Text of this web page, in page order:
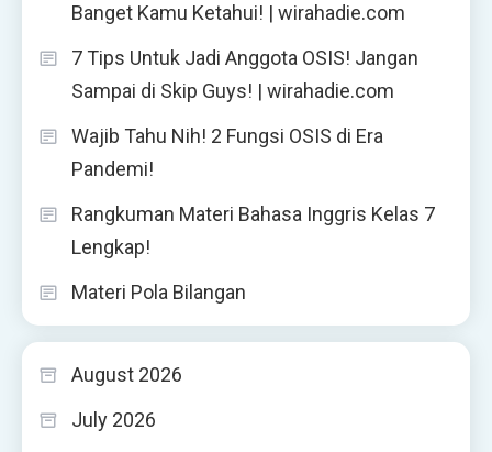
Banget Kamu Ketahui! | wirahadie.com
7 Tips Untuk Jadi Anggota OSIS! Jangan
Sampai di Skip Guys! | wirahadie.com
Wajib Tahu Nih! 2 Fungsi OSIS di Era
Pandemi!
Rangkuman Materi Bahasa Inggris Kelas 7
Lengkap!
Materi Pola Bilangan
August 2026
July 2026